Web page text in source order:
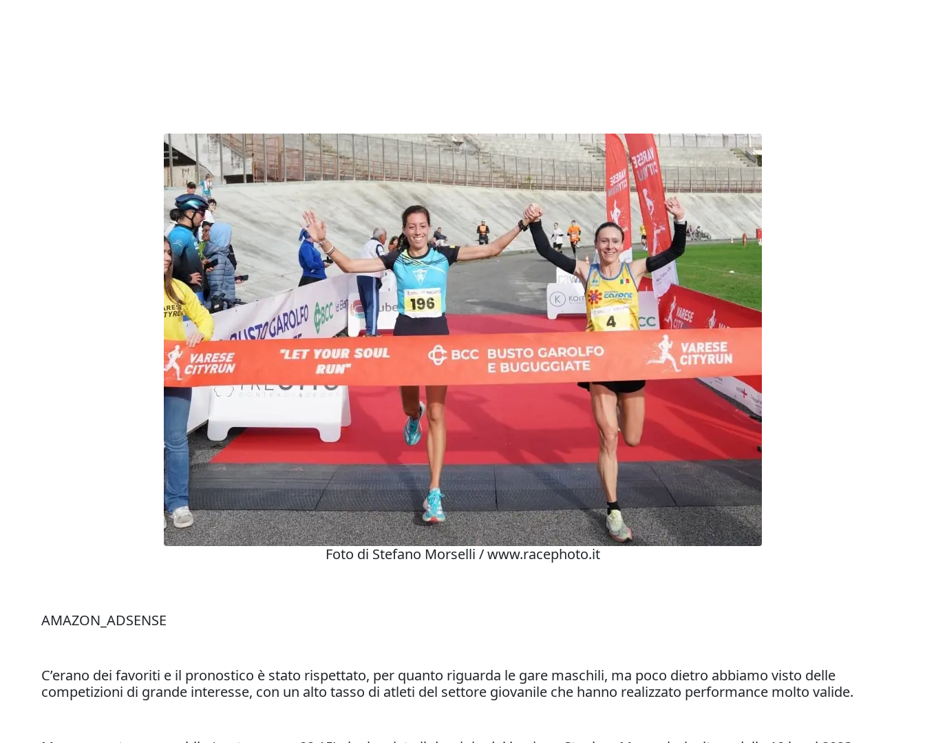
Foto di Stefano Morselli / www.racephoto.it
AMAZON_ADSENSE
C’erano dei favoriti e il pronostico è stato rispettato, per quanto riguarda le gare maschili, ma poco dietro abbiamo visto delle
competizioni di grande interesse, con un alto tasso di atleti del settore giovanile che hanno realizzato performance molto valide.